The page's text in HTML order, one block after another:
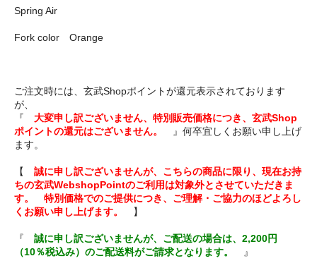
Spring Air
Fork color Orange
ご注文時には、玄武Shopポイントが還元表示されております
が、
『 大変申し訳ございません、特別販売価格につき、玄武Shop
ポイントの還元はございません。
』何卒宜しくお願い申し上げ
ます。
【 誠に申し訳ございませんが、こちらの商品に限り、現在お持
ちの玄武WebshopPointのご利用は対象外とさせていただきま
す。 特別価格でのご提供につき、ご理解・ご協力のほどよろし
くお願い申し上げます。
】
『 誠に申し訳ございませんが、ご配送の場合は、2,200円
（10％税込み）のご配送料がご請求となります。
』